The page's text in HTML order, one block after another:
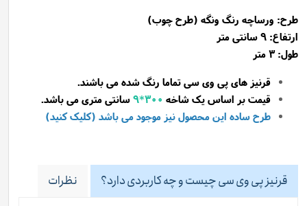
طرح: ورساچه رنگ ونگه (طرح چوب)
ارتفاع: 9 سانتی متر
طول: 3 متر
قرنیز های پی وی سی تماما رنگ شده می باشند.
قیمت بر اساس یک شاخه 300*9
سانتی متری می باشد.
طرح ساده این محصول نیز موجود می باشد (کلیک کنید)
قرنیز پی وی سی چیست و چه کاربردی دارد؟ نظرات